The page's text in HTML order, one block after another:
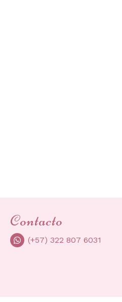
Contacto
(+57) 322 807 6031